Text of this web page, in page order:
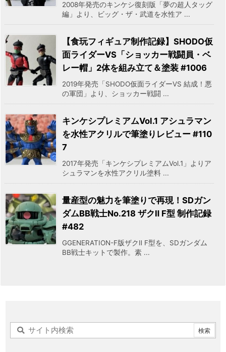
2008年発売のキンケシ復刻版「夢の超人タッグ
編」より、ビッグ・ザ・武道を水性ア ...
【食玩フィギュア制作記録】SHODO仮
面ライダーVS「ショッカー戦闘員・ベ
レー帽」2体を組み立て＆塗装 #1006
2019年発売「SHODO仮面ライダーVS 結成！悪
の軍団」より、ショッカー戦闘 ...
キンケシプレミアムVol.1 アシュラマン
を水性アクリルで筆塗りレビュー #110
7
2017年発売「キンケシプレミアムVol.1」よりア
シュラマンを水性アクリル塗料 ...
量産型の魅力を筆塗りで再現！SDガン
ダムBB戦士No.218 ザクⅡ F型 制作記録
#482
GGENERATION-F版ザクⅡ F型を、SDガンダム
BB戦士キットで製作。素 ...